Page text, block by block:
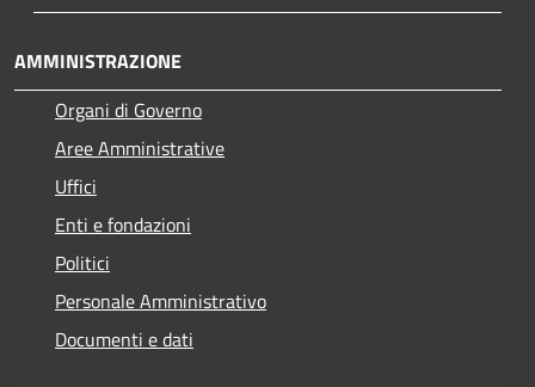
AMMINISTRAZIONE
Organi di Governo
Aree Amministrative
Uffici
Enti e fondazioni
Politici
Personale Amministrativo
Documenti e dati